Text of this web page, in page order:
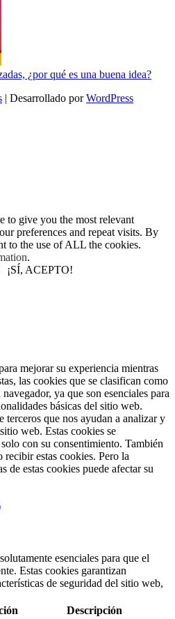
¿por qué es una buena idea?
| Desarrollado porWordPress
to give you the most relevant
preferences and repeat visits. By
to the use of ALL the cookies.
.
¡SÍ, ACEPTO!
mejorar su experiencia mientras
las cookies que se clasifican como
ya que son esenciales para
básicas del sitio web.
terceros que nos ayudan a analizar y
web. Estas cookies se
con su consentimiento. También
estas cookies. Pero la
de estas cookies puede afectar su
esenciales para que el
Estas cookies garantizan
de seguridad del sitio web,
Descripción